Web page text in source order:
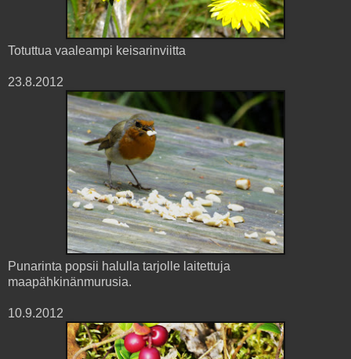
Totuttua vaaleampi keisarinviitta
23.8.2012
Punarinta popsii halulla tarjolle laitettuja
maapähkinänmurusia.
10.9.2012